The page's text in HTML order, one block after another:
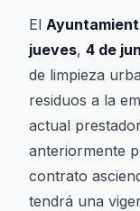
El
jueves, 4 de
de limpieza
residuos a la
actual
anteriormente
contrato
tendrá una